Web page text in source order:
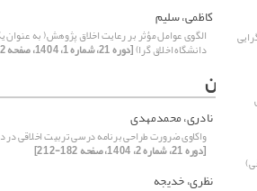
کاظمی، سلیم
الگوی عوامل مؤثر بر رعایت اخلاق پژوهش( به عنوان
دانشگاه اخلاق گرا)[دوره 21، شماره 1، 1404، صفحه 42-66]
ن
نادری، محمدمهدی
واکاوی ضرورت طراحی برنامه درسی تربیت اخلاقی
[دوره 21، شماره 2، 1404، صفحه 182-212]
نظری، خدیجه